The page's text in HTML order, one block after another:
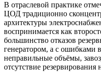
В отраслевой практике
ЦОД традиционно
архитектуры
воспринимается как
большинство отказов
генератором, а с ошибками
неправильные объёмы,
отсутствие резервирования